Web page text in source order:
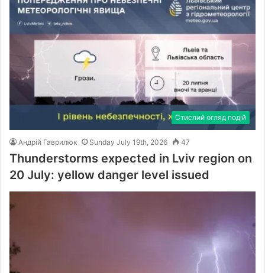
Стислий огляд подій
Андрій Гаврилюк Sunday July 19th, 2026 47
Thunderstorms expected in Lviv region on
20 July: yellow danger level issued